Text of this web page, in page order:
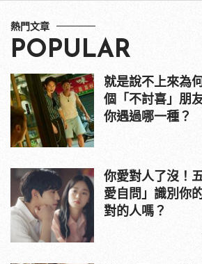
熱門文章
POPULAR
就是說不上來為
個「不討喜」朋
你遇過哪一種？
你愛對人了沒！
愛自問」識別你
對的人嗎？